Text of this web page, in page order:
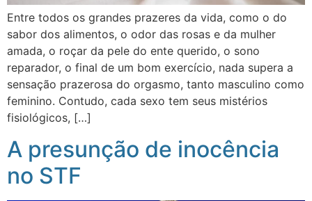
Entre todos os grandes prazeres da vida, como o do
sabor dos alimentos, o odor das rosas e da mulher
amada, o roçar da pele do ente querido, o sono
reparador, o final de um bom exercício, nada supera a
sensação prazerosa do orgasmo, tanto masculino como
feminino. Contudo, cada sexo tem seus mistérios
fisiológicos, […]
A presunção de inocência
no STF